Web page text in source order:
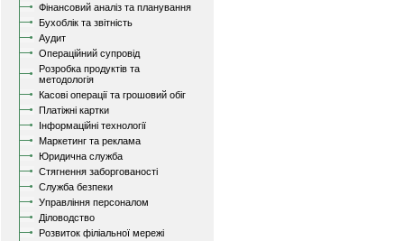
Фінансовий аналіз та планування
Бухоблік та звітність
Аудит
Операційний супровід
Розробка продуктів та
методологія
Касові операції та грошовий обіг
Платіжні картки
Інформаційні технології
Маркетинг та реклама
Юридична служба
Стягнення заборгованості
Служба безпеки
Управління персоналом
Діловодство
Розвиток філіальної мережі